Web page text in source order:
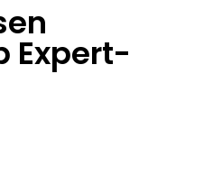
Expert-